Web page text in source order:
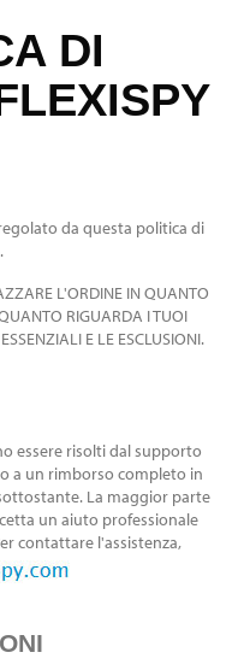
DI
da questa politica di
L'ORDINE IN QUANTO
RIGUARDA I TUOI
E LE ESCLUSIONI.
essere risolti dal supporto
a un rimborso completo in
La maggior parte
un aiuto professionale
contattare l'assistenza,